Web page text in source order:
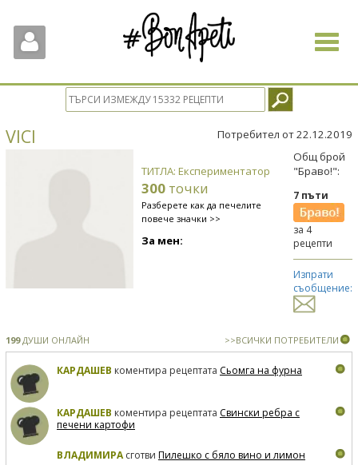
Toggle
VICI Потребител от 22.12.2019
ТИТЛА: Експериментатор
300 точки
Разберете как да печелите
повече значки >>
За мен:
Общ брой
"Браво!":
7 пъти
за 4
рецепти
Изпрати
съобщение:
199ДУШИ ОНЛАЙН >>ВСИЧКИ ПОТРЕБИТЕЛИ
КАРДАШЕВ коментира рецептата Сьомга на фурна
КАРДАШЕВ коментира рецептата Свински ребра с
печени картофи
ВЛАДИМИРАсготви Пилешко с бяло вино и лимон